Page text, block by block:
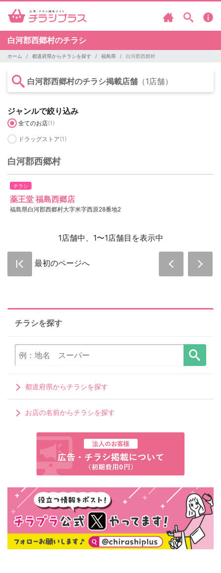
白河郡西郷村のチラシ
ホーム 都道府県からチラシを探す 福島県 白河郡西郷村
白河郡西郷村のチラシ掲載店舗 （1店舗）
ジャンルで絞り込み
全てのお店(1)
ドラッグストア(1)
白河郡西郷村
チラシ
薬王堂 福島西郷店
福島県白河郡西郷村大字米字西原28番地2
1店舗中、1〜1店舗目を表示中
最初のページへ
チラシを探す
都道府県からチラシを探す
お店の名前からチラシを探す